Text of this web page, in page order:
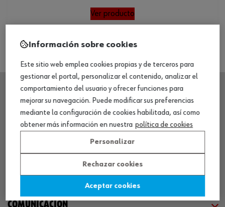
Ver producto
SEDE CENTRAL
CENTRO LOGÍSTICO / MUSEO
COMUNICACIÓN
Información sobre cookies
Este sitio web emplea cookies propias y de terceros para
gestionar el portal, personalizar el contenido, analizar el
comportamiento del usuario y ofrecer funciones para
mejorar su navegación. Puede modificar sus preferencias
mediante la configuración de cookies habilitada, así como
obtener más información en nuestra política de cookies
Personalizar
Rechazar cookies
Aceptar cookies